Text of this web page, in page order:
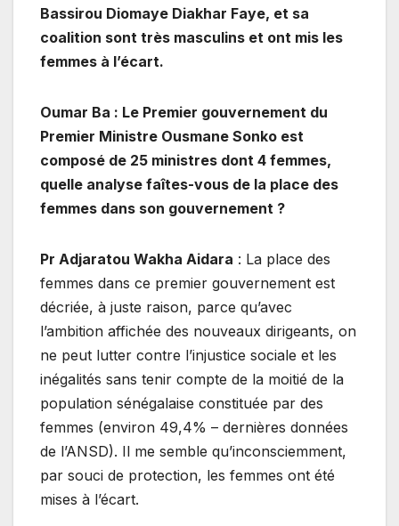
Bassirou Diomaye Diakhar Faye, et sa
coalition sont très masculins et ont mis les
femmes à l’écart.
Oumar Ba : Le Premier gouvernement du
Premier Ministre Ousmane Sonko est
composé de 25 ministres dont 4 femmes,
quelle analyse faîtes-vous de la place des
femmes dans son gouvernement ?
Pr Adjaratou Wakha Aidara : La place des
femmes dans ce premier gouvernement est
décriée, à juste raison, parce qu’avec
l’ambition affichée des nouveaux dirigeants, on
ne peut lutter contre l’injustice sociale et les
inégalités sans tenir compte de la moitié de la
population sénégalaise constituée par des
femmes (environ 49,4% – dernières données
de l’ANSD). Il me semble qu’inconsciemment,
par souci de protection, les femmes ont été
mises à l’écart.